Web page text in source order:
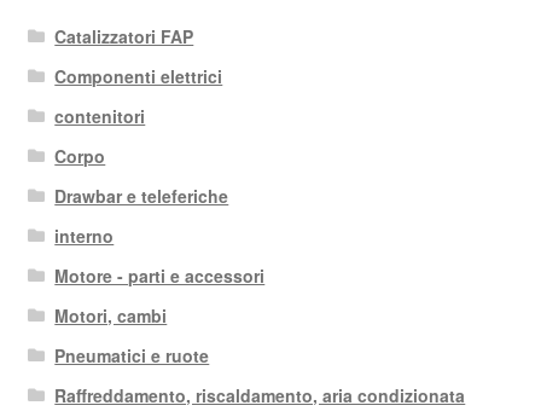
Catalizzatori FAP
Componenti elettrici
contenitori
Corpo
Drawbar e teleferiche
interno
Motore - parti e accessori
Motori, cambi
Pneumatici e ruote
Raffreddamento, riscaldamento, aria condizionata